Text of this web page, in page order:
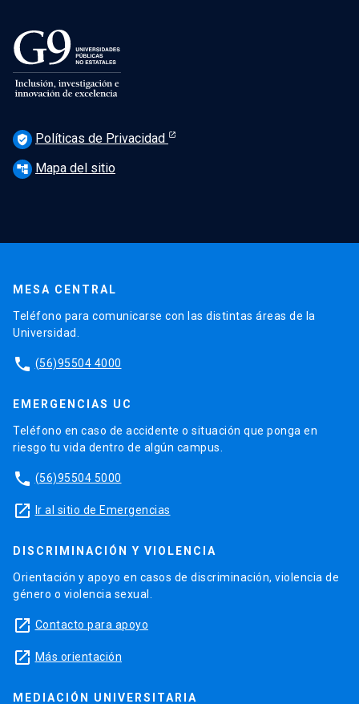
verified_user Políticas de Privacidad
account_tree Mapa del sitio
MESA CENTRAL
Teléfono para comunicarse con las distintas áreas de la
Universidad.
phone (56)95504 4000
EMERGENCIAS UC
Teléfono en caso de accidente o situación que ponga en
riesgo tu vida dentro de algún campus.
phone (56)95504 5000
launch Ir al sitio de Emergencias
DISCRIMINACIÓN Y VIOLENCIA
Orientación y apoyo en casos de discriminación, violencia de
género o violencia sexual.
launch Contacto para apoyo
launch Más orientación
MEDIACIÓN UNIVERSITARIA